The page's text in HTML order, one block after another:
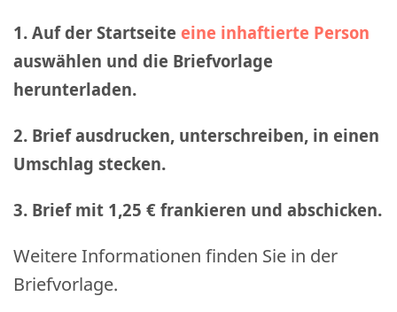
1. Auf der Startseite eine inhaftierte Person
auswählen und die Briefvorlage
herunterladen.
2. Brief ausdrucken, unterschreiben, in einen
Umschlag stecken.
3. Brief mit 1,25 € frankieren und abschicken.
Weitere Informationen finden Sie in der
Briefvorlage.